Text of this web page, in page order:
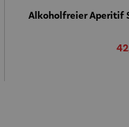
Alkoholfreier Aperitif